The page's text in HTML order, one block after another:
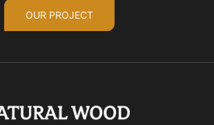
OUR PROJECT